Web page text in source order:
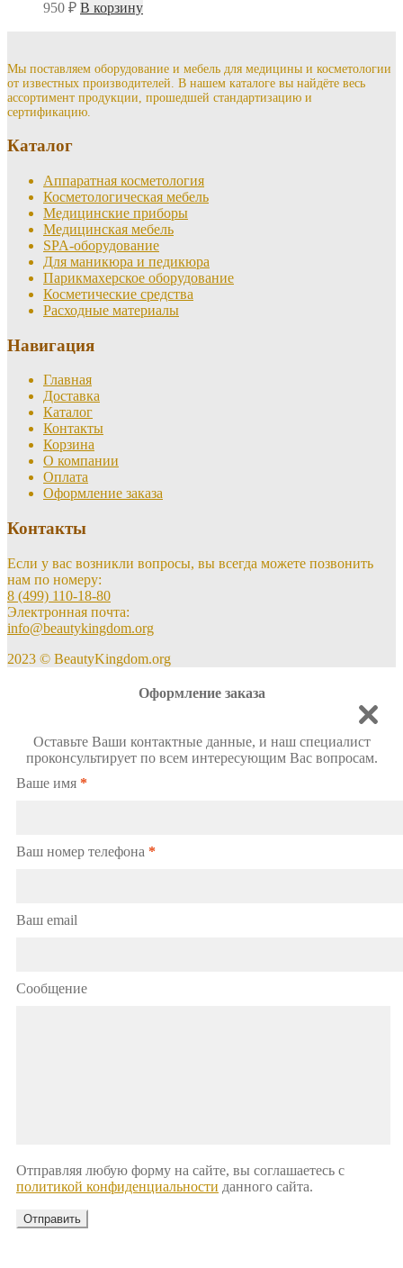
950 ₽ В корзину
Мы поставляем оборудование и мебель для медицины и косметологии
от известных производителей. В нашем каталоге вы найдёте весь
ассортимент продукции, прошедшей стандартизацию и
сертификацию.
Каталог
Аппаратная косметология
Косметологическая мебель
Медицинские приборы
Медицинская мебель
SPA-оборудование
Для маникюра и педикюра
Парикмахерское оборудование
Косметические средства
Расходные материалы
Навигация
Главная
Доставка
Каталог
Контакты
Корзина
О компании
Оплата
Оформление заказа
Контакты
Если у вас возникли вопросы, вы всегда можете позвонить
нам по номеру:
8 (499) 110-18-80
Электронная почта:
info@beautykingdom.org
2023 © BeautyKingdom.org
Оформление заказа
Оставьте Ваши контактные данные, и наш специалист
проконсультирует по всем интересующим Вас вопросам.
Ваше имя *
Ваш номер телефона *
Ваш email
Сообщение
Отправляя любую форму на сайте, вы соглашаетесь с
политикой конфиденциальности данного сайта.